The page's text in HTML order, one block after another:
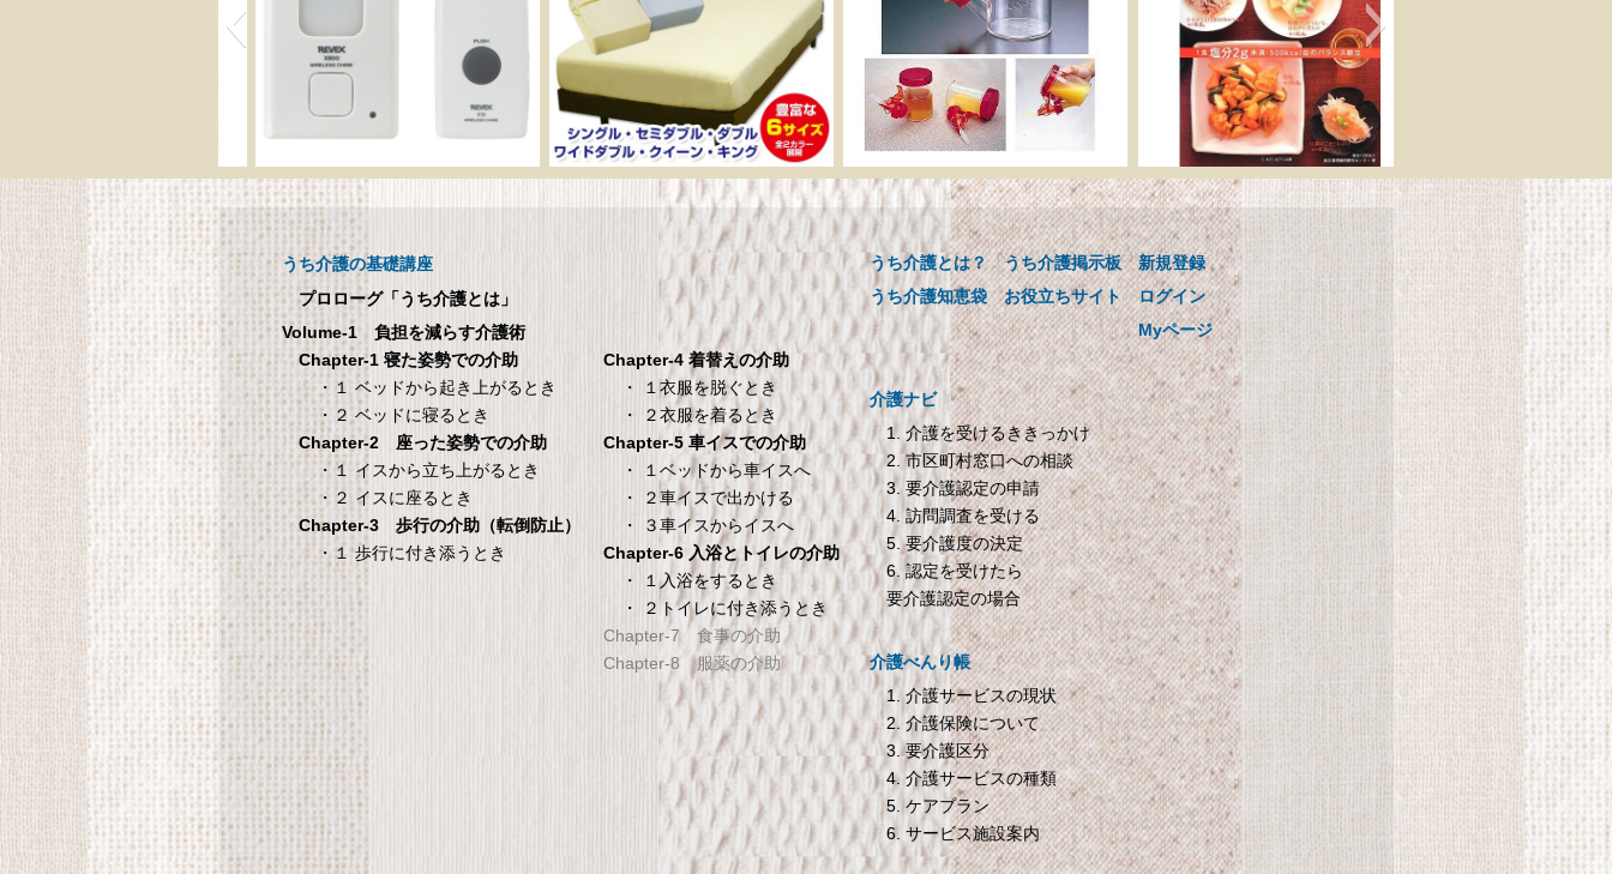
際病院の 愛情健
康レシピ
病院の 愛情健康レシピ
呼び出しチャイムセット
X810
呼び出しチャイムセット X810
メーカー直販 ベッド用ボ
ックスシーツ 防水シー
ツ 【介護シーツ･ベッド
用防水シーツ】シングル
100×200×30cm クリーム
メーカー直販 ベッド用ボックス
シーツ 防水シーツ 【介護シーツ･
ベッド用防水シーツ】シングル
100×200×30cm クリーム
介助用食器 らくらくゴ
ックンスープ・お茶用
【介護用品】
介助用食器 らくらくゴックンス
ープ・お茶用【介護用品】
国循の美味しい! かるし
おレシピ 0.1mlまで量れ
る! かるしおスプーン3本
セットつき
国循の美味しい! かるしおレシピ
0.1mlまで量れる! かるしおスプー
ン3本セットつき
タンスのゲン 介護用ベ
ッドテーブル キャスタ
ー付き 伸縮式 高さ調節
可能 Licht リヒト
65090050BR
タンスのゲン 介護用ベッドテー
ブル キャスター付き 伸縮式 高さ
調節可能 Licht リヒト
65090050BR
TANITA 【乗った人をピ
タリと当てる「乗るピタ
機能」搭載】 体組成計
ホワイト BC-754-WH
TANITA 【乗った人をピタリと当
てる「乗るピタ機能」搭載】 体
組成計 ホワイト BC-754-WH
オムロン HEM-7200 自
動血圧計
オムロン HEM-7200 自動血圧計
SHARP プラズマクラス
ター搭載 加湿機 気化式
パーソナルタイプ ブル
ー系 HV-C30-A
SHARP プラズマクラスター搭載
加湿機 気化式 パーソナルタイプ
ブルー系 HV-C30-A
うち介護の基礎講座
プロローグ「うち介護とは」
Volume-1 負担を減らす介護術
Chapter-1 寝た姿勢での介助
・１ ベッドから起き上がるとき
・２ ベッドに寝るとき
Chapter-2 座った姿勢での介助
・１ イスから立ち上がるとき
・２ イスに座るとき
Chapter-3 歩行の介助（転倒防止）
・１ 歩行に付き添うとき
Chapter-4 着替えの介助
・ １衣服を脱ぐとき
・ ２衣服を着るとき
Chapter-5 車イスでの介助
・ １ベッドから車イスへ
・ ２車イスで出かける
・ ３車イスからイスへ
Chapter-6 入浴とトイレの介助
・ １入浴をするとき
・ ２トイレに付き添うとき
Chapter-7 食事の介助
Chapter-8 服薬の介助
うち介護とは？
うち介護知恵袋
うち介護掲示板
お役立ちサイト
新規登録
ログイン
Myページ
介護ナビ
1. 介護を受けるききっかけ
2. 市区町村窓口への相談
3. 要介護認定の申請
4. 訪問調査を受ける
5. 要介護度の決定
6. 認定を受けたら
要介護認定の場合
介護べんり帳
1. 介護サービスの現状
2. 介護保険について
3. 要介護区分
4. 介護サービスの種類
5. ケアプラン
6. サービス施設案内